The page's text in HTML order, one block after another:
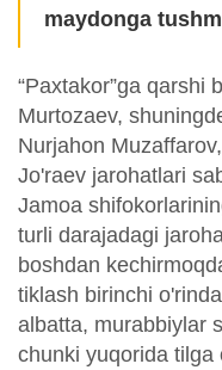
maydonga
“Paxtakor”ga qarshi
Murtozaev,
Nurjahon
Jo'raev jarohatlari
Jamoa
turli darajadagi
boshdan
tiklash birinchi
albatta, murabbiylar
chunki yuqorida tilga